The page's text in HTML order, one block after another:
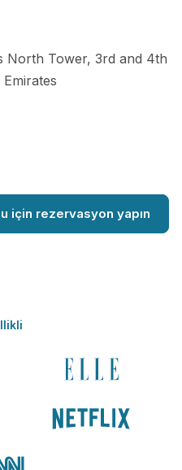
North Tower, 3rd and 4th
için rezervasyon yapın